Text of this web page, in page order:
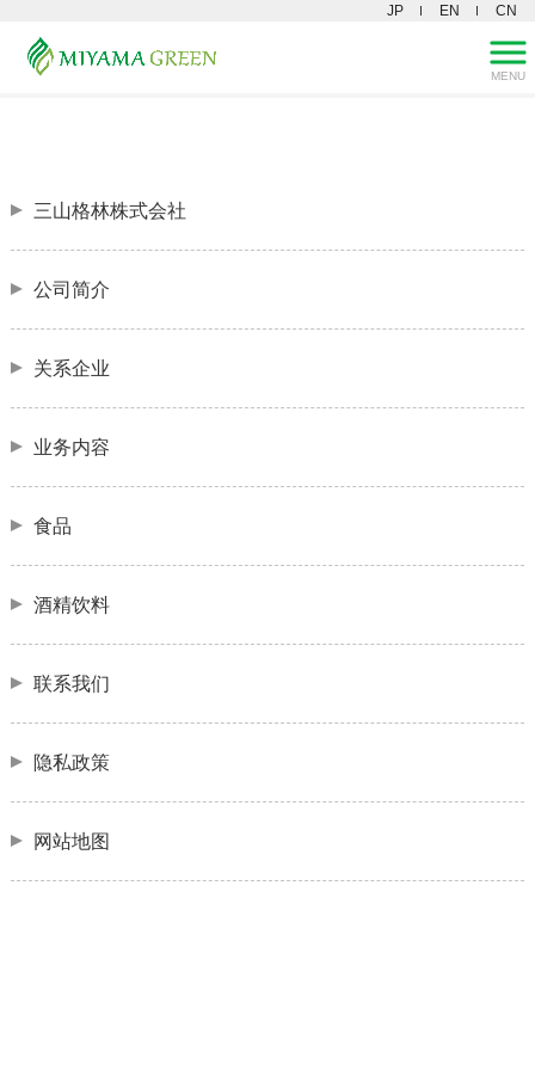
JP EN CN
MENU
三山格林株式会社
公司简介
关系企业
业务内容
食品
酒精饮料
联系我们
隐私政策
网站地图